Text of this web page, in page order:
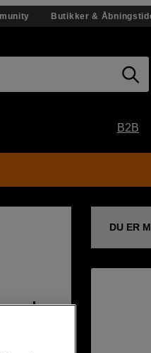
Butikker &
B2B
med
DU ER